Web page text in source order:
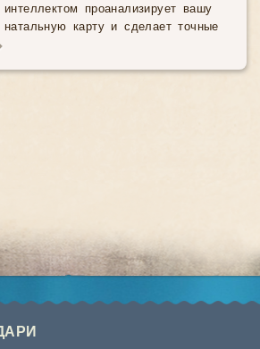
интеллектом проанализирует вашу
натальную карту и сделает точные